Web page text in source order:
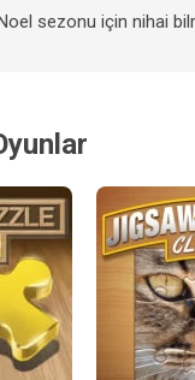
sezonu için nihai